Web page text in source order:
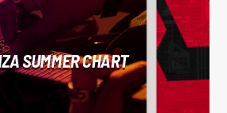
SUMMER CHART